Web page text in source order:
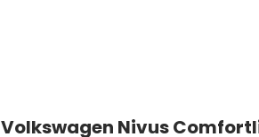
Volkswagen Nivus